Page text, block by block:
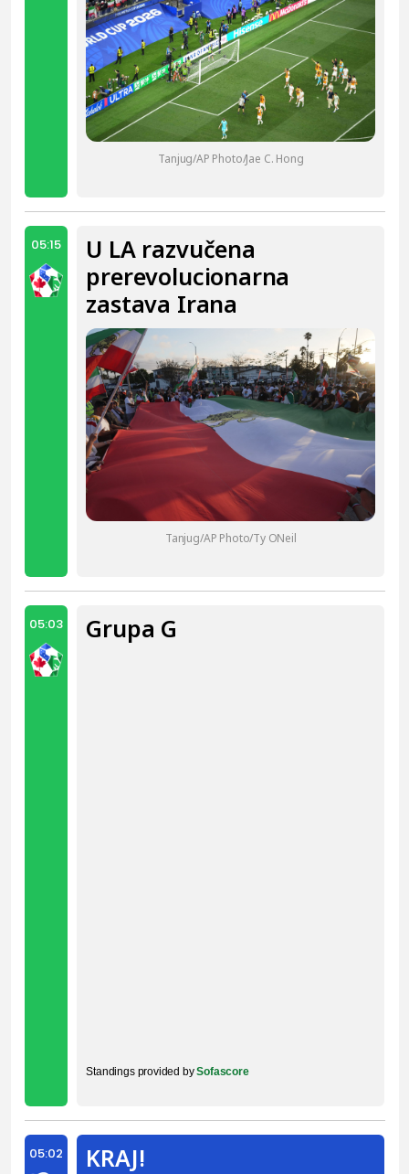
Tanjug/AP Photo/Jae C. Hong
05:15
U LA razvučena
prerevolucionarna
zastava Irana
Tanjug/AP Photo/Ty ONeil
05:03 Grupa G
Standings provided bySofascore
05:02 KRAJ!